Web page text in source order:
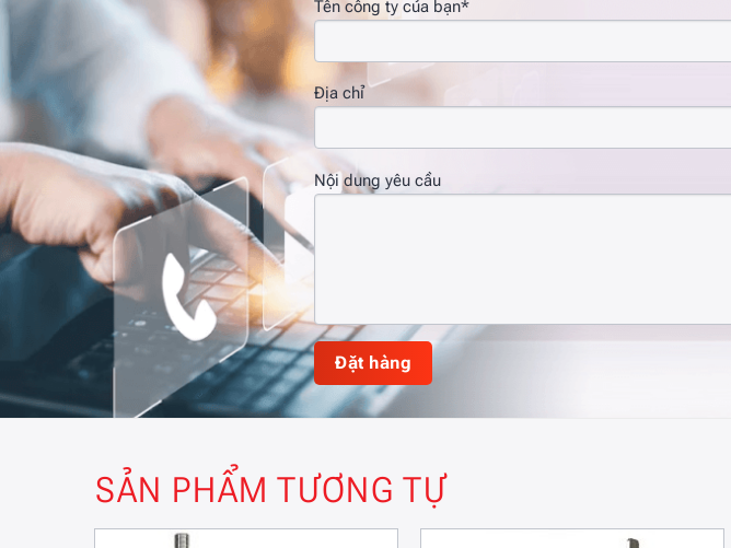
Tên công ty của bạn*
Địa chỉ
Nội dung yêu cầu
SẢN PHẨM TƯƠNG TỰ